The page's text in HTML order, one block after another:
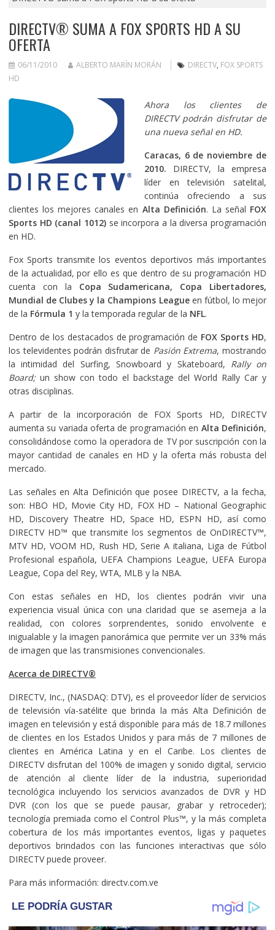
DIRECTV® SUMA A FOX SPORTS HD A SU
OFERTA
06/11/2010 ALBERTO MARÍN MORÁN DIRECTV, FOX SPORTS
HD
Ahora los clientes de
DIRECTV podrán disfrutar de
una nueva señal en HD.
Caracas, 6 de noviembre de
2010. DIRECTV, la empresa
líder en televisión satelital,
continúa ofreciendo a sus
clientes los mejores canales en Alta Definición. La señal FOX
Sports HD (canal 1012)se incorpora a la diversa programación
en HD.
Fox Sports transmite los eventos deportivos más importantes
de la actualidad, por ello es que dentro de su programación HD
cuenta con la Copa Sudamericana, Copa Libertadores,
Mundial de Clubes y la Champions League en fútbol, lo mejor
de la Fórmula 1 y la temporada regular de la NFL.
Dentro de los destacados de programación de FOX Sports HD,
los televidentes podrán disfrutar de Pasión Extrema, mostrando
la intimidad del Surfing, Snowboard y Skateboard, Rally on
Board; un show con todo el backstage del World Rally Car y
otras disciplinas.
A partir de la incorporación de FOX Sports HD, DIRECTV
aumenta su variada oferta de programación en Alta Definición,
consolidándose como la operadora de TV por suscripción con la
mayor cantidad de canales en HD y la oferta más robusta del
mercado.
Las señales en Alta Definición que posee DIRECTV, a la fecha,
son: HBO HD, Movie City HD, FOX HD – National Geographic
HD, Discovery Theatre HD, Space HD, ESPN HD, así como
DIRECTV HD™ que transmite los segmentos de OnDIRECTV™,
MTV HD, VOOM HD, Rush HD, Serie A italiana, Liga de Fútbol
Profesional española, UEFA Champions League, UEFA Europa
League, Copa del Rey, WTA, MLB y la NBA.
Con estas señales en HD, los clientes podrán vivir una
experiencia visual única con una claridad que se asemeja a la
realidad, con colores sorprendentes, sonido envolvente e
inigualable y la imagen panorámica que permite ver un 33% más
de imagen que las transmisiones convencionales.
Acerca de DIRECTV®
DIRECTV, Inc., (NASDAQ: DTV), es el proveedor líder de servicios
de televisión vía-satélite que brinda la más Alta Definición de
imagen en televisión y está disponible para más de 18.7 millones
de clientes en los Estados Unidos y para más de 7 millones de
clientes en América Latina y en el Caribe. Los clientes de
DIRECTV disfrutan del 100% de imagen y sonido digital, servicio
de atención al cliente líder de la industria, superioridad
tecnológica incluyendo los servicios avanzados de DVR y HD
DVR (con los que se puede pausar, grabar y retroceder);
tecnología premiada como el Control Plus™, y la más completa
cobertura de los más importantes eventos, ligas y paquetes
deportivos brindados con las funciones interactivas que sólo
DIRECTV puede proveer.
Para más información: directv.com.ve